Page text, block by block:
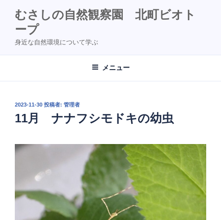
むさしの自然観察園 北町ビオト
ープ
身近な自然環境について学ぶ
メニュー
投
稿
日:
2023-11-30 投稿者: 管理者
11月 ナナフシモドキの幼虫